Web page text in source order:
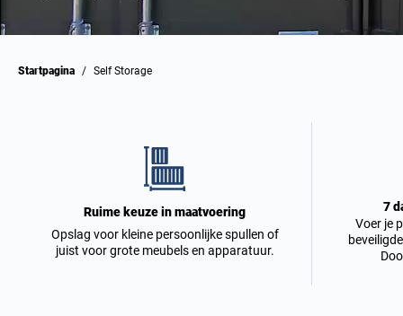
Startpagina / Self Storage
Ruime keuze in maatvoering
Opslag voor kleine persoonlijke spullen of
juist voor grote meubels en apparatuur.
7
Voer je